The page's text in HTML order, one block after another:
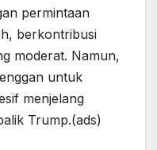
permintaan
berkontribusi
moderat. Namun,
untuk
menjelang
Trump.(ads)